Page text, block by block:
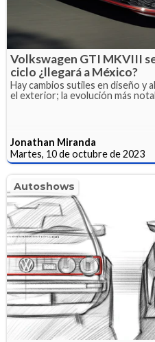
Volkswagen GTI MKVIII
ciclo ¿llegará a México?
Hay cambios sutiles en diseño y
el exterior; la evolución más
Jonathan Miranda
Martes, 10 de octubre de 2023
Autoshows